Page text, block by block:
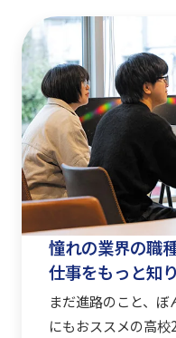
憧れの業界の職
仕事をもっと知
まだ進路のこと、
にもおススメの高